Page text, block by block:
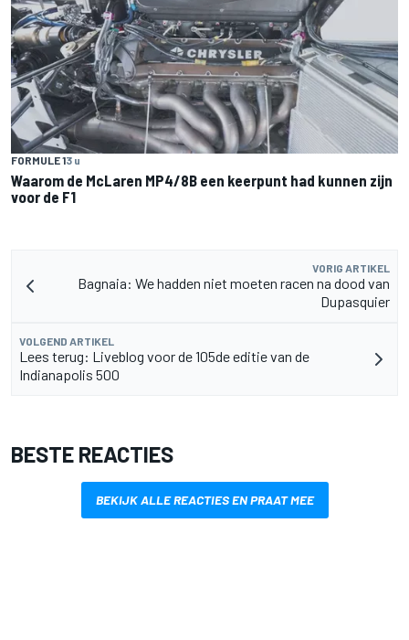
FORMULE 13 u
Waarom de McLaren MP4/8B een keerpunt had kunnen zijn
voor de F1
VORIG ARTIKEL
Bagnaia: We hadden niet moeten racen na dood van
Dupasquier
VOLGEND ARTIKEL
Lees terug: Liveblog voor de 105de editie van de
Indianapolis 500
BESTE REACTIES
BEKIJK ALLE REACTIES EN PRAAT MEE